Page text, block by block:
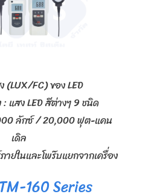
(LUX/FC) ของ LED
แสง LED สีต่างๆ 9 ชนิด
ลักซ์ / 20,000 ฟุต-แคน
เดิล
ายในและโพร๊บแยกจากเครื่อง
160 Series